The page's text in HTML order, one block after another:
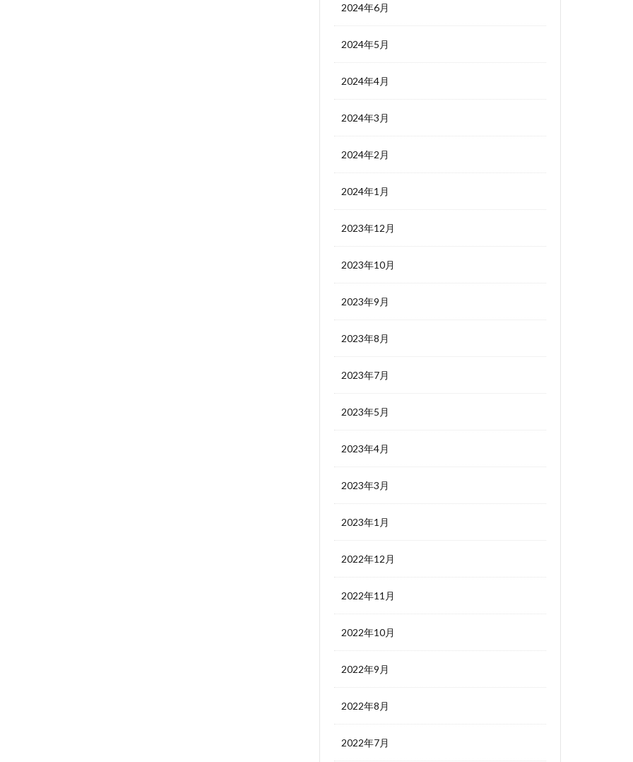
2024年6月
2024年5月
2024年4月
2024年3月
2024年2月
2024年1月
2023年12月
2023年10月
2023年9月
2023年8月
2023年7月
2023年5月
2023年4月
2023年3月
2023年1月
2022年12月
2022年11月
2022年10月
2022年9月
2022年8月
2022年7月